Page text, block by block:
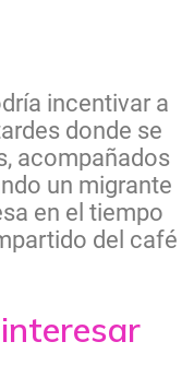
incentivar a
donde se
acompañados
un migrante
en el tiempo
del café